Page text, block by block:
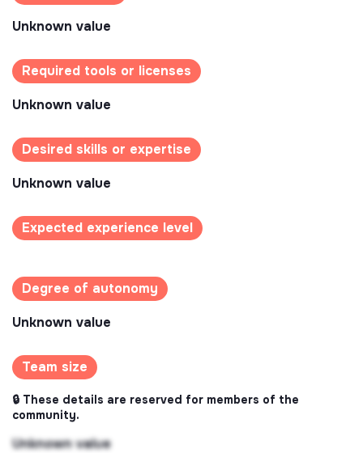
Unknown value
Required tools or licenses
Unknown value
Desired skills or expertise
Unknown value
Expected experience level
Degree of autonomy
Unknown value
Team size
🔒 These details are reserved for members of the
community.
Unknown value